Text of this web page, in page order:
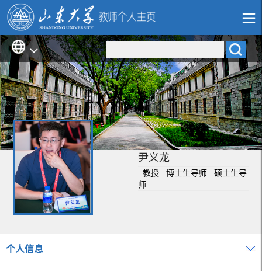
尹义龙
教授 博士生导师 硕士生导
师
个人信息